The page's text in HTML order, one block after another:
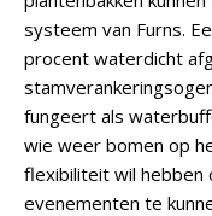
systeem van Furns.
procent waterdicht
fungeert als
wie weer bomen op
flexibiliteit wil hebben
evenementen te